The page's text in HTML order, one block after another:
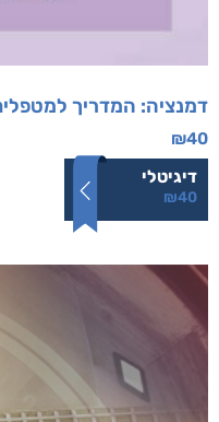
דמנציה: המדריך
₪40
דיגיטלי
₪40